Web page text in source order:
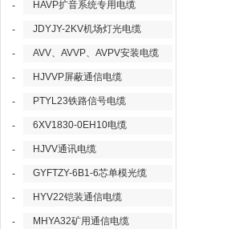
- HAVP扩音系统专用电缆
- JDYJY-2KV机场灯光电缆
- AVV、AVVP、AVPV安装电缆
- HJVVP屏蔽通信电缆
- PTYL23铁路信号电缆
- 6XV1830-0EH10电缆
- HJVV通讯电缆
- GYFTZY-6B1-6芯单模光缆
- HYV22铠装通信电缆
- MHYA32矿用通信电缆